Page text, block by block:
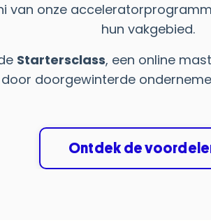
onze
hun vakgebied.
Startersclass, een online
doorgewinterde
Ontdek de